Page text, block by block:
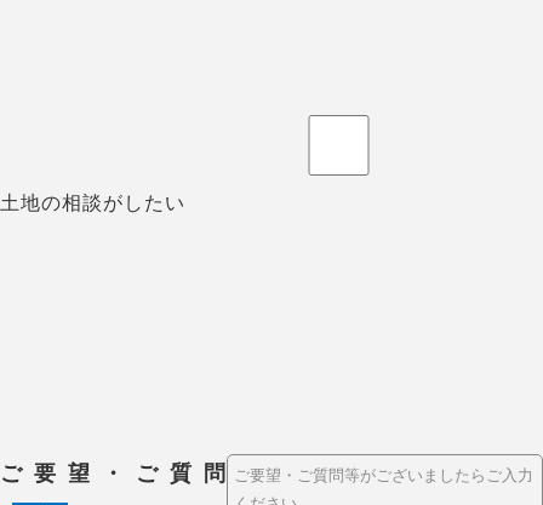
土地の相談がしたい
ご要望・ご質問